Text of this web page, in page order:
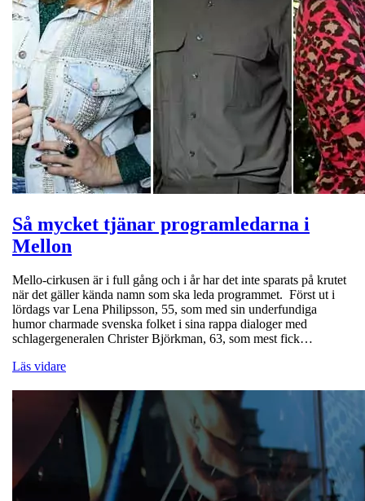
Så mycket tjänar programledarna i
Mellon
Mello-cirkusen är i full gång och i år har det inte sparats på krutet
när det gäller kända namn som ska leda programmet. Först ut i
lördags var Lena Philipsson, 55, som med sin underfundiga
humor charmade svenska folket i sina rappa dialoger med
schlagergeneralen Christer Björkman, 63, som mest fick…
Läs vidare